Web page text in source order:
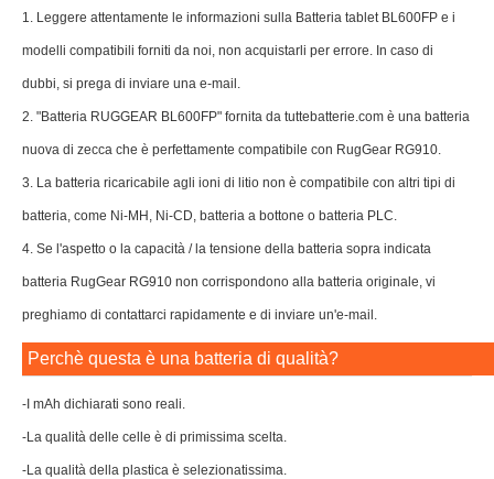
1. Leggere attentamente le informazioni sulla Batteria tablet BL600FP e i
modelli compatibili forniti da noi, non acquistarli per errore. In caso di
dubbi, si prega di inviare una e-mail.
2. "Batteria RUGGEAR BL600FP" fornita da tuttebatterie.com è una batteria
nuova di zecca che è perfettamente compatibile con RugGear RG910.
3. La batteria ricaricabile agli ioni di litio non è compatibile con altri tipi di
batteria, come Ni-MH, Ni-CD, batteria a bottone o batteria PLC.
4. Se l'aspetto o la capacità / la tensione della batteria sopra indicata
batteria RugGear RG910 non corrispondono alla batteria originale, vi
preghiamo di contattarci rapidamente e di inviare un'e-mail.
Perchè questa è una batteria di qualità?
-I mAh dichiarati sono reali.
-La qualità delle celle è di primissima scelta.
-La qualità della plastica è selezionatissima.